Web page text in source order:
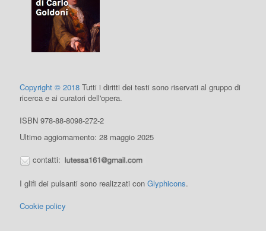
Copyright © 2018 Tutti i diritti dei testi sono riservati al gruppo di
ricerca e ai curatori dell'opera.
ISBN 978-88-8098-272-2
Ultimo aggiornamento: 28 maggio 2025
contatti:
I glifi dei pulsanti sono realizzati conGlyphicons.
Cookie policy